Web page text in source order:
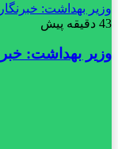
وزیر بهداشت:
43 دقیقه پیش
وزیر بهداشت: